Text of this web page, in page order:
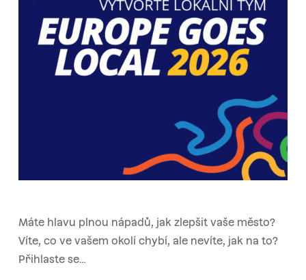
Máte hlavu plnou nápadů, jak zlepšit vaše město?
Víte, co ve vašem okolí chybí, ale nevíte, jak na to?
Přihlaste se…